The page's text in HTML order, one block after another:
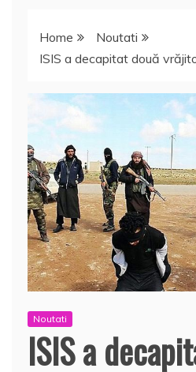
Home
Noutati
ISIS a decapitat două
Noutati
ISIS a